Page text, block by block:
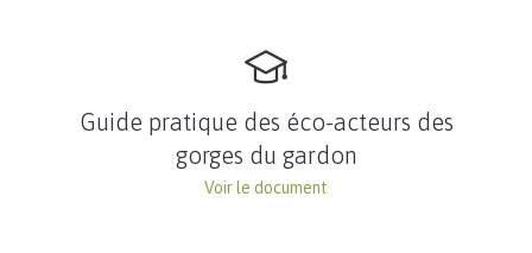
Guide pratique des éco-acteurs des
gorges du gardon
Voir le document